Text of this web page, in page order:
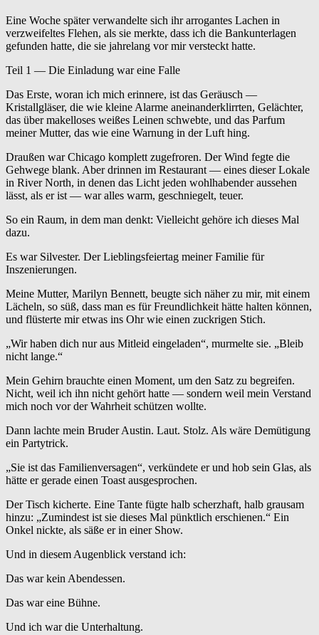
Eine Woche später verwandelte sich ihr arrogantes Lachen in
verzweifeltes Flehen, als sie merkte, dass ich die Bankunterlagen
gefunden hatte, die sie jahrelang vor mir versteckt hatte.
Teil 1 — Die Einladung war eine Falle
Das Erste, woran ich mich erinnere, ist das Geräusch —
Kristallgläser, die wie kleine Alarme aneinanderklirrten, Gelächter,
das über makelloses weißes Leinen schwebte, und das Parfum
meiner Mutter, das wie eine Warnung in der Luft hing.
Draußen war Chicago komplett zugefroren. Der Wind fegte die
Gehwege blank. Aber drinnen im Restaurant — eines dieser Lokale
in River North, in denen das Licht jeden wohlhabender aussehen
lässt, als er ist — war alles warm, geschniegelt, teuer.
So ein Raum, in dem man denkt: Vielleicht gehöre ich dieses Mal
dazu.
Es war Silvester. Der Lieblingsfeiertag meiner Familie für
Inszenierungen.
Meine Mutter, Marilyn Bennett, beugte sich näher zu mir, mit einem
Lächeln, so süß, dass man es für Freundlichkeit hätte halten können,
und flüsterte mir etwas ins Ohr wie einen zuckrigen Stich.
„Wir haben dich nur aus Mitleid eingeladen“, murmelte sie. „Bleib
nicht lange.“
Mein Gehirn brauchte einen Moment, um den Satz zu begreifen.
Nicht, weil ich ihn nicht gehört hatte — sondern weil mein Verstand
mich noch vor der Wahrheit schützen wollte.
Dann lachte mein Bruder Austin. Laut. Stolz. Als wäre Demütigung
ein Partytrick.
„Sie ist das Familienversagen“, verkündete er und hob sein Glas, als
hätte er gerade einen Toast ausgesprochen.
Der Tisch kicherte. Eine Tante fügte halb scherzhaft, halb grausam
hinzu: „Zumindest ist sie dieses Mal pünktlich erschienen.“ Ein
Onkel nickte, als säße er in einer Show.
Und in diesem Augenblick verstand ich:
Das war kein Abendessen.
Das war eine Bühne.
Und ich war die Unterhaltung.